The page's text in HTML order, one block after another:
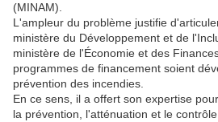
(MINAM).
L'ampleur du problème justifie
ministère du Développement et de
ministère de l'Économie et des
programmes de financement soient
prévention des incendies.
En ce sens, il a offert son expertise
la prévention, l'atténuation et le